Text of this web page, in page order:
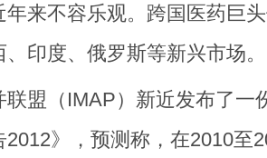
年来不容乐观。跨国医药巨
印度、俄罗斯等新兴市场。
（IMAP）新近发布了一
2012》，预测称，在2010至